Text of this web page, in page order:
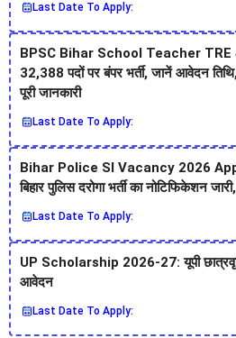
Last Date To Apply:
BPSC Bihar School Teacher
32,388 पदों पर बंपर भर्ती, जानें आवेदन
पूरी जानकारी
Last Date To Apply:
Bihar Police SI Vacancy 2026
बिहार पुलिस दरोगा भर्ती का नोटिफिकेशन
Last Date To Apply:
UP Scholarship 2026-27: यूपी
आवेदन
Last Date To Apply: